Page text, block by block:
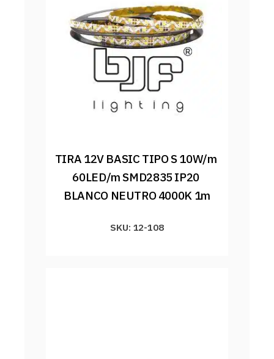
TIRA 12V BASIC TIPO S 10W/m
60LED/m SMD2835 IP20
BLANCO NEUTRO 4000K 1m
SKU: 12-108